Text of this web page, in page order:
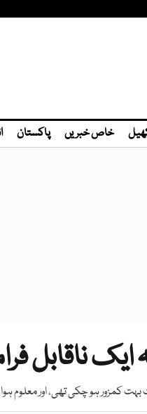
خاص خبریں پاکستان
ایک ناقابل
کمزور ہو چکی تھی، اور معلوم ہوا